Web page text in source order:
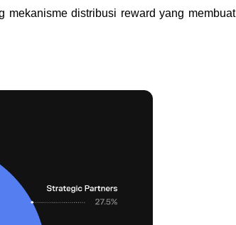
mekanisme distribusi reward yang membuat